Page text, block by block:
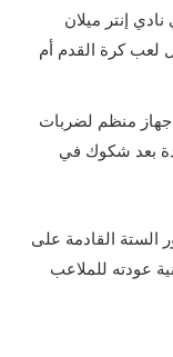
إنتر ميلان
لعب كرة القدم أم
منظم لضربات
لفحوصات جديدة بعد شكوك في
الستة القادمة على
عودته للملاعب